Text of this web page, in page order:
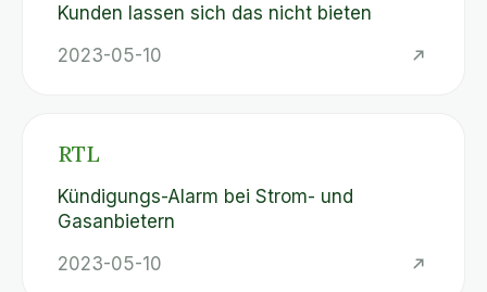
Kunden lassen sich das nicht bieten
2023-05-10
RTL
Kündigungs-Alarm bei Strom- und
Gasanbietern
2023-05-10